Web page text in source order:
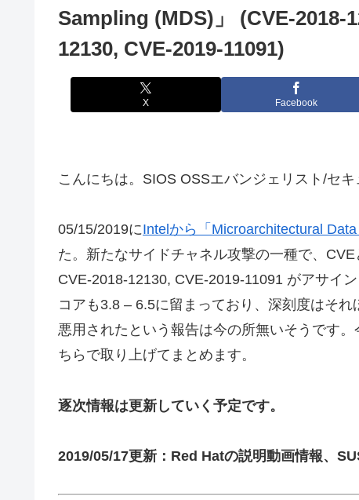
Sampling (MDS)」 (CVE-2018-
12130, CVE-2019-11091)
X Facebook
こんにちは。SIOS OSSエバンジェリスト/セキ
05/15/2019にIntelから「Microarchitectural
た。新たなサイドチャネル攻撃の一種で、
CVE-2018-12130, CVE-2019-11091 がアサイ
コアも3.8 – 6.5に留まっており、深刻度はそ
悪用されたという報告は今の所無いそうです
ちらで取り上げてまとめます。
逐次情報は更新していく予定です。
2019/05/17更新：Red Hatの説明動画情報、